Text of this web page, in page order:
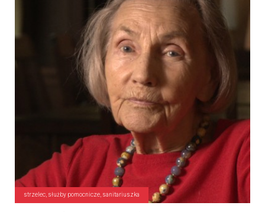
strzelec, służby pomocnicze, sanitariuszka